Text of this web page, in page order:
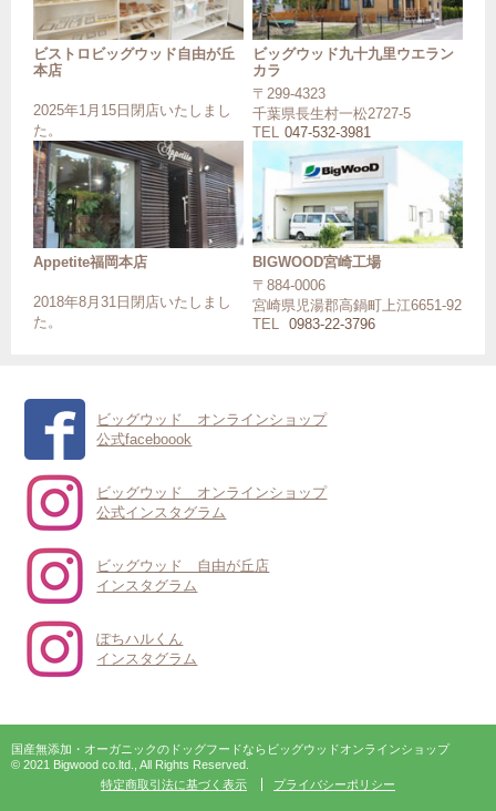
ビストロビッグウッド自由が丘
本店
2025年1月15日閉店いたしまし
た。
ビッグウッド九十九里ウエラン
カラ
〒299-4323
千葉県長生村一松2727-5
TEL
047-532-3981
Appetite福岡本店
2018年8月31日閉店いたしまし
た。
BIGWOOD宮崎工場
〒884-0006
宮崎県児湯郡高鍋町上江6651-92
TEL 0983-22-3796
ビッグウッド オンラインショップ
公式faceboook
ビッグウッド オンラインショップ
公式インスタグラム
ビッグウッド 自由が丘店
インスタグラム
ぽちハルくん
インスタグラム
国産無添加・オーガニックのドッグフードならビッグウッドオンラインショップ
© 2021 Bigwood co.ltd., All Rights Reserved.
特定商取引法に基づく表示
プライバシーポリシー